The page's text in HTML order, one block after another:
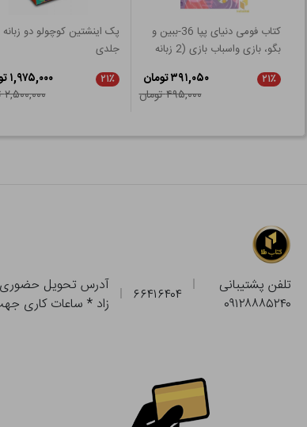
کتاب فومی دنیای پپا 36-ببین و
بگو، بازی واسباب بازی (2 زبانه
۲۱٪
۳۹۱,۰۵۰ تومان
۴۹۵,۰۰۰ تومان
جلدی
۲۱٪
۱,۹۷۵,۰۰۰ تومان
۲,۵۰۰,۰۰۰ تومان
تلفن پشتیبانی
۰۹۱۲۸۸۸۵۲۴۰
۶۶۴۱۶۴۰۴
زاد * ساعات کاری جهت تحویل